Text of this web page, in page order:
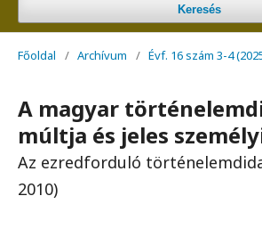
Keresés
Főoldal / Archívum / Évf. 16 szám 3-4
A magyar
múltja és jeles
Az ezredforduló
2010)